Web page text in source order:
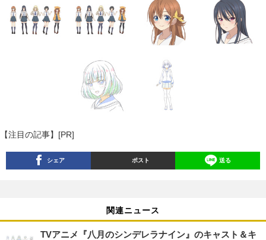
【注目の記事】[PR]
シェア ポスト 送る
関連ニュース
TVアニメ『八月のシンデレラナイン』のキャスト＆キ